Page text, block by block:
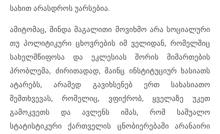
სახით არასდროს უარსებია.
ამიტომაც, მინდა მაგალითი მოვიხმო არა სოციალური
თუ პოლიტიკური ცხოვრების იმ ველიდან, რომელშიც
სახელმწიფოსა და ეკლესიას შორის მიმართების
პრობლემა, ძირითადად, მაინც ინსტიტუციურ ხასიათს
ატარებს, არამედ გავიხსენებ ერთ სახასიათო
შემთხვევას, რომელიც, ვფიქრობ, ყველაზე უკეთ
გამოკვეთს და ავლენს იმას, რომ საშუალო
სტატისტიკური ქართველის ცნობიერებაში არანაირი